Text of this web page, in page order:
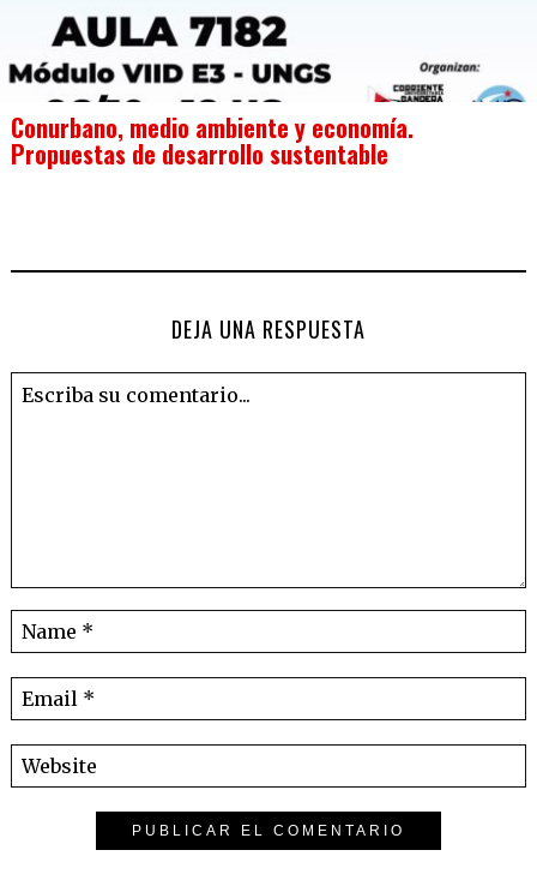
Conurbano, medio ambiente y economía.
Propuestas de desarrollo sustentable
DEJA UNA RESPUESTA